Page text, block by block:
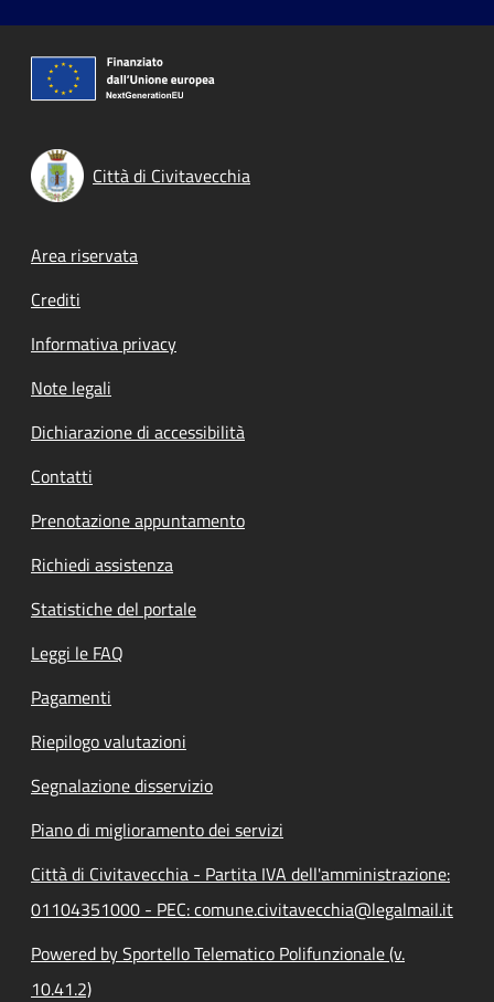
Città di Civitavecchia
Footer menu
Area riservata
Crediti
Informativa privacy
Note legali
Dichiarazione di accessibilità
Contatti
Prenotazione appuntamento
Richiedi assistenza
Statistiche del portale
Leggi le FAQ
Pagamenti
Riepilogo valutazioni
Segnalazione disservizio
Piano di miglioramento dei servizi
Città di Civitavecchia - Partita IVA dell'amministrazione:
01104351000 - PEC: comune.civitavecchia@legalmail.it
Powered by Sportello Telematico Polifunzionale (v.
10.41.2)